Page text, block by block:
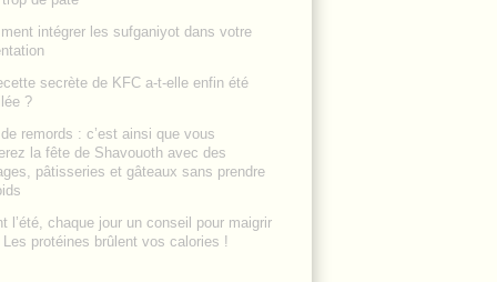
intégrer les sufganiyot dans votre
secrète de KFC a-t-elle enfin été
?
remords : c’est ainsi que vous
la fête de Shavouoth avec des
pâtisseries et gâteaux sans prendre
l’été, chaque jour un conseil pour maigrir
protéines brûlent vos calories !